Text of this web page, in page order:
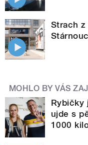
Strach z
MOHLO BY VÁS
Rybičky
ujde s
1000